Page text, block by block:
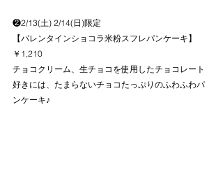
❷2/13(土) 2/14(日)限定
【バレンタインショコラ米粉スフレパンケーキ】
￥1,210
チョコクリーム、生チョコを使用したチョコレート
好きには、たまらないチョコたっぷりのふわふわパ
ンケーキ♪